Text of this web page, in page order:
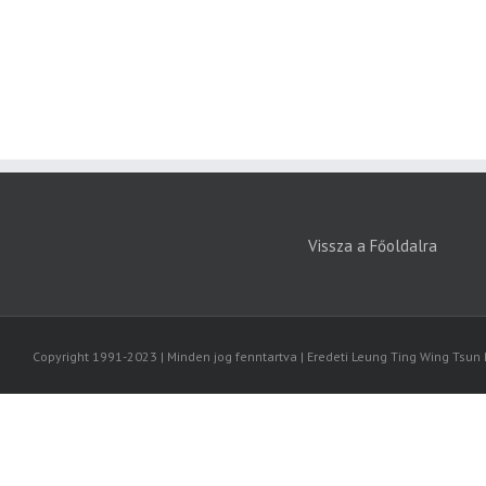
Vissza a Főoldalra
Copyright 1991-2023 | Minden jog fenntartva | Eredeti Leung Ting Wing Tsun